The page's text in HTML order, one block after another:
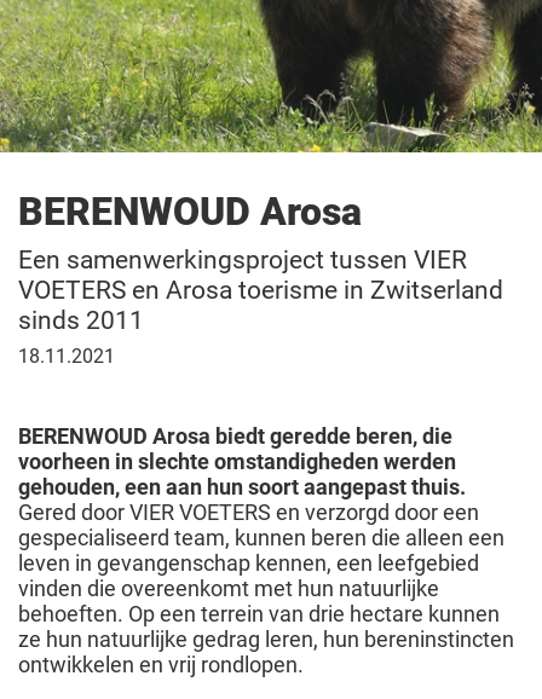
BERENWOUD Arosa
Een samenwerkingsproject tussen VIER
VOETERS en Arosa toerisme in Zwitserland
sinds 2011
18
18.11.2021
BERENWOUD Arosa biedt geredde beren, die
voorheen in slechte omstandigheden werden
gehouden, een aan hun soort aangepast thuis.
Gered door VIER VOETERS en verzorgd door een
gespecialiseerd team, kunnen beren die alleen een
leven in gevangenschap kennen, een leefgebied
vinden die overeenkomt met hun natuurlijke
behoeften. Op een terrein van drie hectare kunnen
ze hun natuurlijke gedrag leren, hun bereninstincten
ontwikkelen en vrij rondlopen.